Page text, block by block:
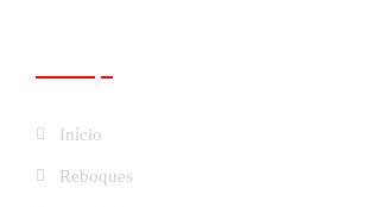
Início
Reboques